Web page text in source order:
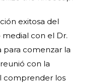
exitosa del
con el Dr.
para comenzar la
con la
comprender los